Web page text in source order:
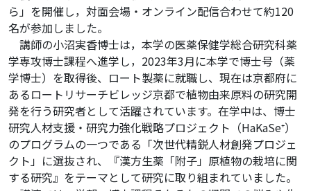
ら」を開催し，対面会場・オンライン配信合わせて約120
名が参加しました。
講師の小沼実香博士は，本学の医薬保健学総合研究科薬
学専攻博士課程へ進学し，2023年3月に本学で博士号（薬
学博士）を取得後、ロート製薬に就職し、現在は京都府に
あるロートリサーチビレッジ京都で植物由来原料の研究開
発を行う研究者として活躍されています。在学中は、博士
研究人材支援・研究力強化戦略プロジェクト（HaKaSe⁺）
のプログラムの一つである「次世代精鋭人材創発プロジェ
クト」に選抜され、『漢方生薬「附子」原植物の栽培に関
する研究』をテーマとして研究に取り組まれていました。